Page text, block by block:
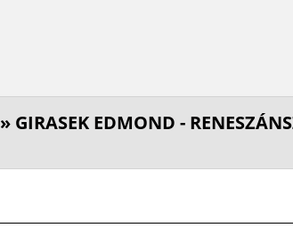
» GIRASEK EDMOND -